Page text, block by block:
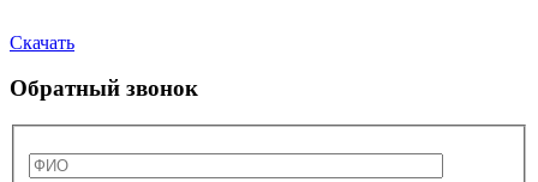
Скачать
Обратный звонок